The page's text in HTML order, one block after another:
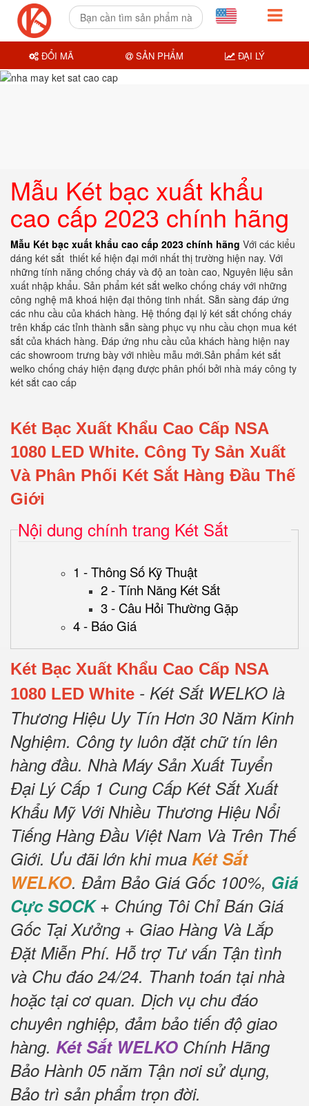
Mẫu Két bạc xuất khẩu
cao cấp 2023 chính hãng
Mẫu Két bạc xuất khẩu cao cấp 2023 chính hãng Với các kiểu
dáng két sắt thiết kế hiện đại mới nhất thị trường hiện nay. Với
những tính năng chống cháy và độ an toàn cao, Nguyên liệu sản
xuất nhập khẩu. Sản phẩm két sắt welko chống cháy với những
công nghệ mã khoá hiện đại thông tinh nhất. Sẵn sàng đáp ứng
các nhu cầu của khách hàng. Hệ thống đại lý két sắt chống cháy
trên khắp các tỉnh thành sẵn sàng phục vụ nhu cầu chọn mua két
sắt của khách hàng. Đáp ứng nhu cầu của khách hàng hiện nay
các showroom trưng bày với nhiều mẫu mới.Sản phẩm két sắt
welko chống cháy hiện đạng được phân phối bởi nhà máy công ty
két sắt cao cấp
Két Bạc Xuất Khẩu Cao Cấp NSA
1080 LED White. Công Ty Sản Xuất
Và Phân Phối Két Sắt Hàng Đầu Thế
Giới
Nội dung chính trang Két Sắt
1 - Thông Số Kỹ Thuật
2 - Tính Năng Két Sắt
3 - Câu Hỏi Thường Gặp
4 - Báo Giá
Két Bạc Xuất Khẩu Cao Cấp NSA
1080 LED White - Két Sắt WELKO là
Thương Hiệu Uy Tín Hơn 30 Năm Kinh
Nghiệm. Công ty luôn đặt chữ tín lên
hàng đầu. Nhà Máy Sản Xuất Tuyển
Đại Lý Cấp 1 Cung Cấp Két Sắt Xuất
Khẩu Mỹ Với Nhiều Thương Hiệu Nổi
Tiếng Hàng Đầu Việt Nam Và Trên Thế
Giới. Ưu đãi lớn khi mua Két Sắt
WELKO. Đảm Bảo Giá Gốc 100%, Giá
Cực SOCK+ Chúng Tôi Chỉ Bán Giá
Gốc Tại Xưởng + Giao Hàng Và Lắp
Đặt Miễn Phí. Hỗ trợ Tư vấn Tận tình
và Chu đáo 24/24. Thanh toán tại nhà
hoặc tại cơ quan. Dịch vụ chu đáo
chuyên nghiệp, đảm bảo tiến độ giao
hàng. Két Sắt WELKO Chính Hãng
Bảo Hành 05 năm Tận nơi sử dụng,
Bảo trì sản phẩm trọn đời.
ĐỔI MÃ SẢN PHẨM ĐẠI LÝ